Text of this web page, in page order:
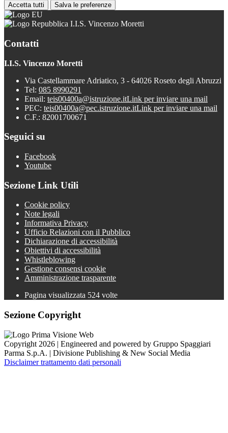
Accetta tutti Salva le preferenze
I.I.S. Vincenzo Moretti
Contatti
I.I.S. Vincenzo Moretti
Via Castellammare Adriatico, 3 - 64026 Roseto degli Abruzzi
Tel: 085 8990291
Email: teis00400a@istruzione.itLink per inviare una mail
PEC: teis00400a@pec.istruzione.itLink per inviare una mail
C.F.: 82001700671
Seguici su
Facebook
Youtube
Sezione Link Utili
Cookie policy
Note legali
Informativa Privacy
Ufficio Relazioni con il Pubblico
Dichiarazione di accessibilità
Obiettivi di accessibilità
Whistleblowing
Gestione consensi cookie
Amministrazione trasparente
Pagina visualizzata 524 volte
Sezione Copyright
Copyright 2026 | Engineered and powered by Gruppo Spaggiari
Parma S.p.A. | Divisione Publishing & New Social Media
Disclaimer trattamento dati personali